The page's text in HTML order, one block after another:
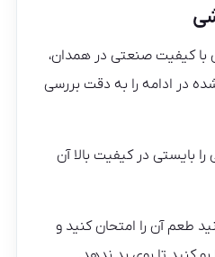
با کیفیت صنعتی در همدان،
در ادامه را به دقت بررسی
بایستی در کیفیت بالا آن
طعم آن را امتحان کنید و